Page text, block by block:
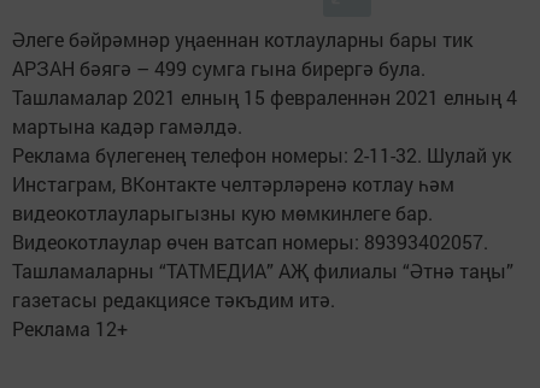
Әлеге бәйрәмнәр уңаен­нан котлауларны ба­ры тик
АРЗАН бәягә – 499 сумга гына бирергә була.
Ташламалар 2021 елның 15 февраленнән 2021 елның 4
мартына кадәр гамәлдә.
Реклама бүлегенең телефон номеры: 2-11-32. Шулай ук
Инстаграм, ВКонтакте челтәрләренә котлау һәм
видеокотлауларыгызны кую мөмкинлеге бар.
Видеокотлаулар өчен ватсап номеры: 89393402057.
Ташламаларны “ТАТМЕДИА” АҖ филиалы “Әтнә таңы”
газетасы редакциясе тәкъдим итә.
Реклама 12+